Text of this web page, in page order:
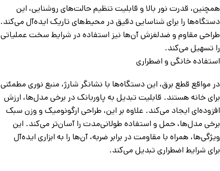
همچنین، قدرت نور بالا و قابلیت تنظیم حالت‌های روشنایی، این
دستگاه‌ها را برای شناسایی دقیق در محیط‌های تاریک ایده‌آل می‌کند.
طراحی مقاوم و ضدلغزش آن‌ها نیز استفاده در شرایط سخت عملیاتی
را تسهیل می‌کند.
استفاده خانگی و اضطراری
در مواقع قطع برق، این دستگاه‌ها با نشانگر شارژ، منبع نوری مطمئنی
برای خانه هستند. قابلیت تبدیل به پاوربانک در برخی مدل‌ها، ارزش
افزوده‌ای ایجاد می‌کند. علاوه بر این، طراحی ارگونومیک و وزن سبک
برخی مدل‌ها، حمل و استفاده طولانی‌مدت را آسان‌تر می‌کند. این
ویژگی‌ها، همراه با مقاومت در برابر ضربه، آن‌ها را به ابزاری ایده‌آل
برای شرایط اضطراری تبدیل می‌کند.